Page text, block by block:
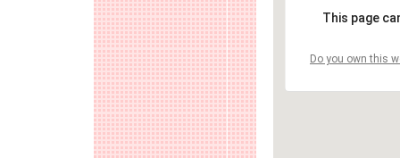
This page
Do you own this